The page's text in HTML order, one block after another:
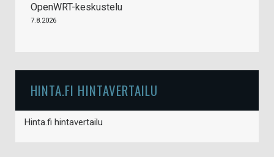
OpenWRT-keskustelu
7.8.2026
HINTA.FI HINTAVERTAILU
Hinta.fi hintavertailu